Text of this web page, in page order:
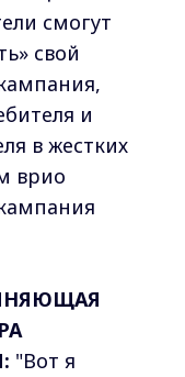
смогут
свой
и
в жестких
врио
"Вот я